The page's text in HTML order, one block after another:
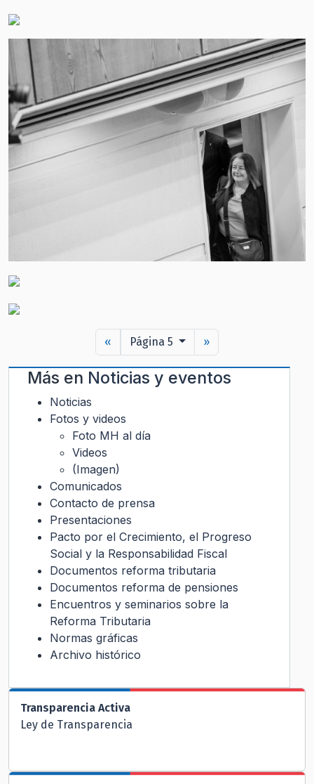
« Página 5 »
Más en Noticias y eventos
Noticias
Fotos y videos
Foto MH al día
Videos
(Imagen)
Comunicados
Contacto de prensa
Presentaciones
Pacto por el Crecimiento, el Progreso
Social y la Responsabilidad Fiscal
Documentos reforma tributaria
Documentos reforma de pensiones
Encuentros y seminarios sobre la
Reforma Tributaria
Normas gráficas
Archivo histórico
Transparencia Activa
Ley de Transparencia